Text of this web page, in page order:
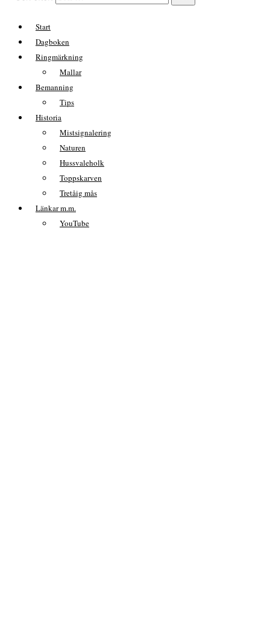
Start
Dagboken
Ringmärkning
Mallar
Bemanning
Tips
Historia
Mistsignalering
Naturen
Hussvaleholk
Toppskarven
Tretåig mås
Länkar m.m.
YouTube